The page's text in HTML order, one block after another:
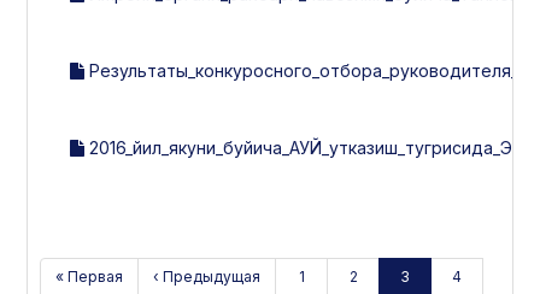
« Первая ‹ Предыдущая 1 2 3 4